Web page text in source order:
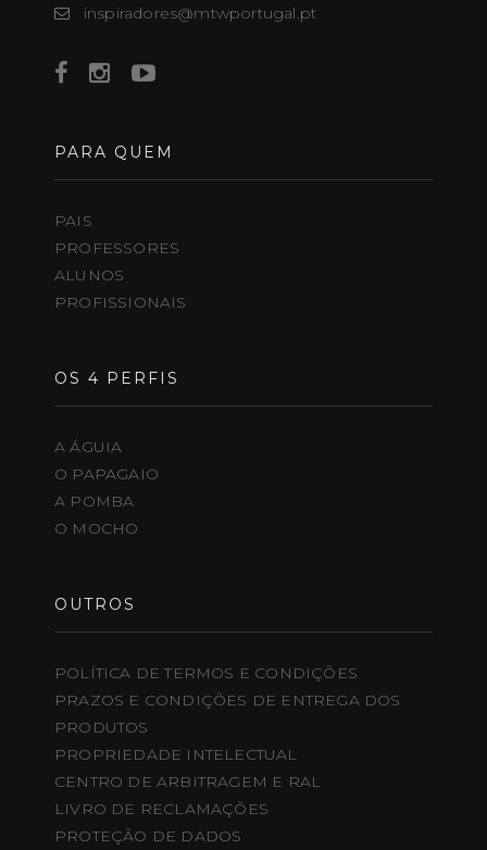
inspiradores@mtwportugal.pt
PARA QUEM
PAIS
PROFESSORES
ALUNOS
PROFISSIONAIS
OS 4 PERFIS
A ÁGUIA
O PAPAGAIO
A POMBA
O MOCHO
OUTROS
POLÍTICA DE TERMOS E CONDIÇÕES
PRAZOS E CONDIÇÕES DE ENTREGA DOS
PRODUTOS
PROPRIEDADE INTELECTUAL
CENTRO DE ARBITRAGEM E RAL
LIVRO DE RECLAMAÇÕES
PROTEÇÃO DE DADOS